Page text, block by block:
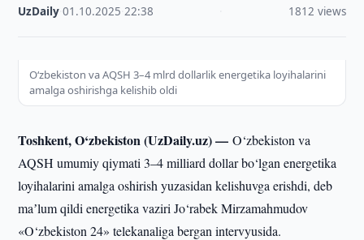
UzDaily ·01.10.2025 ·22:38 1812 views
O‘zbekiston va AQSH 3–4 mlrd dollarlik energetika loyihalarini
amalga oshirishga kelishib oldi
Toshkent, O‘zbekiston (UzDaily.uz) —O‘zbekiston va
AQSH umumiy qiymati 3–4 milliard dollar bo‘lgan energetika
loyihalarini amalga oshirish yuzasidan kelishuvga erishdi, deb
maʼlum qildi energetika vaziri Jo‘rabek Mirzamahmudov
«O‘zbekiston 24» telekanaliga bergan intervyusida.